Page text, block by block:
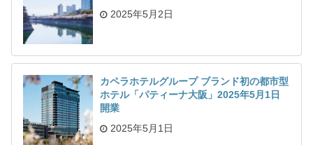
2025年5月2日
カペラホテルグループ ブランド初の都市型
ホテル「パティーナ大阪」2025年5月1日
開業
2025年5月1日